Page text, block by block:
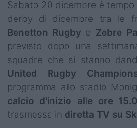
World Rugby
Rugby World Cup
Super Rugby
Rugby in TV
Mercato
Serie A Elite
Sabato 20 dicembre è tempo
derby di dicembre tra le
Benetton Rugby e Zebre
previsto dopo una
squadre che si stanno
United
Rugby
programma allo stadio
calcio d'inizio alle ore
trasmessa in diretta TV su